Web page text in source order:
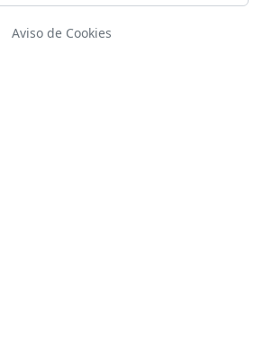
Aviso de Cookies